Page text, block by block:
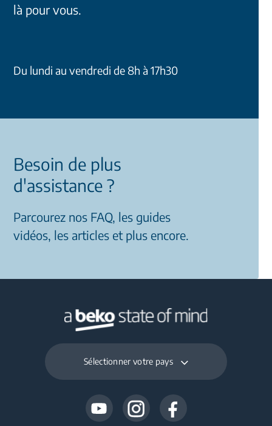
là pour vous.
Du lundi au vendredi de 8h à 17h30
Besoin de plus
d'assistance ?
Parcourez nos FAQ, les guides
vidéos, les articles et plus encore.
Sélectionner votre pays